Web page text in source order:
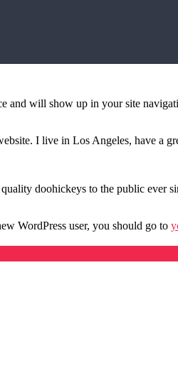
and will show up in your site
I live in Los Angeles, have a
doohickeys to the public ever
WordPress user, you should go to